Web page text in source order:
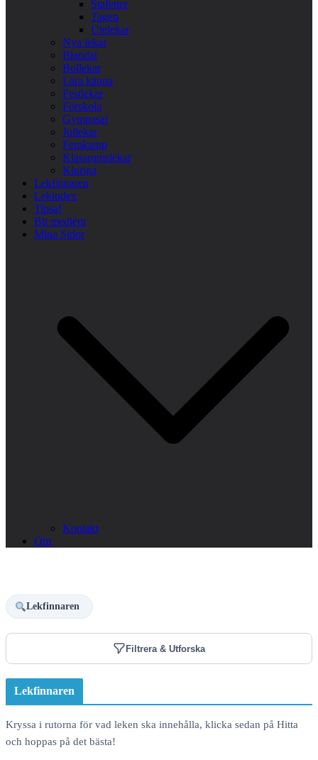
Stafetter
Tagen
Utelekar
Nya lekar
Blandat
Bollekar
Lära känna
Festlekar
Förskola
Gympasal
Jullekar
Femkamp
Klassrumslekar
Kluriga
Lekfinnaren
Lekindex
Tipsa!
Bli medlem
Mina Sidor
Kontakt
Om
Lekfinnaren
Filtrera & Utforska
Lekfinnaren
Kryssa i rutorna för vad leken ska innehålla, klicka sedan på Hitta
och hoppas på det bästa!